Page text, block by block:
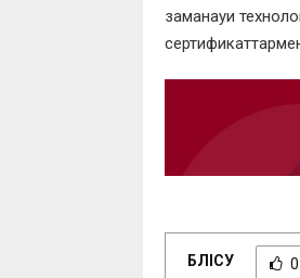
заманауи
БӨЛІСУ 0